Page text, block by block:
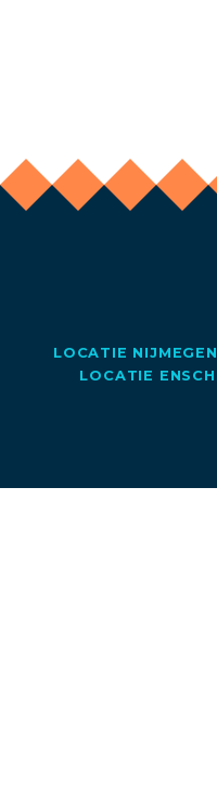
LOCATIE NIJMEGEN
LOCATIE